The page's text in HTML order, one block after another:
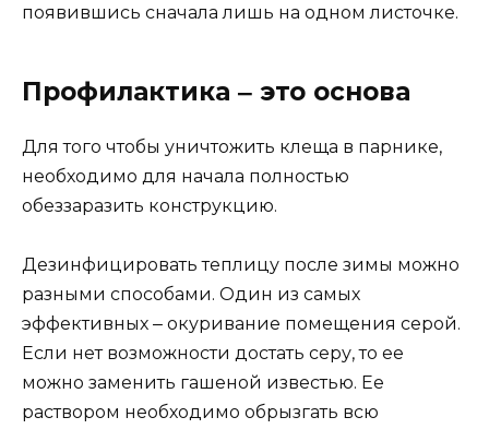
появившись сначала лишь на одном листочке.
Профилактика ‒ это основа
Для того чтобы уничтожить клеща в парнике,
необходимо для начала полностью
обеззаразить конструкцию.
Дезинфицировать теплицу после зимы можно
разными способами. Один из самых
эффективных ‒ окуривание помещения серой.
Если нет возможности достать серу, то ее
можно заменить гашеной известью. Ее
раствором необходимо обрызгать всю